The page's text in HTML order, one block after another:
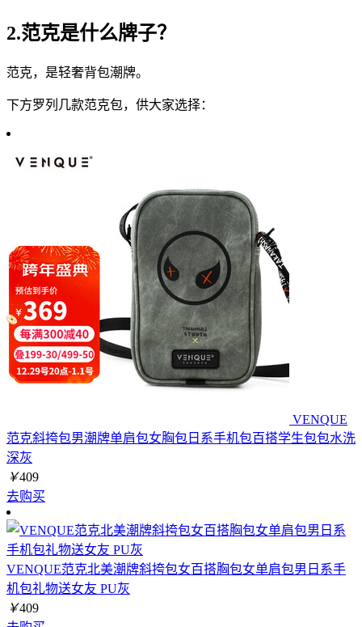
2.范克是什么牌子？
范克，是轻奢背包潮牌。
下方罗列几款范克包，供大家选择：
VENQUE
范克斜挎包男潮牌单肩包女胸包日系手机包百搭学生包包水洗
深灰
￥409
去购买
VENQUE范克北美潮牌斜挎包女百搭胸包女单肩包男日系手
机包礼物送女友 PU灰
￥409